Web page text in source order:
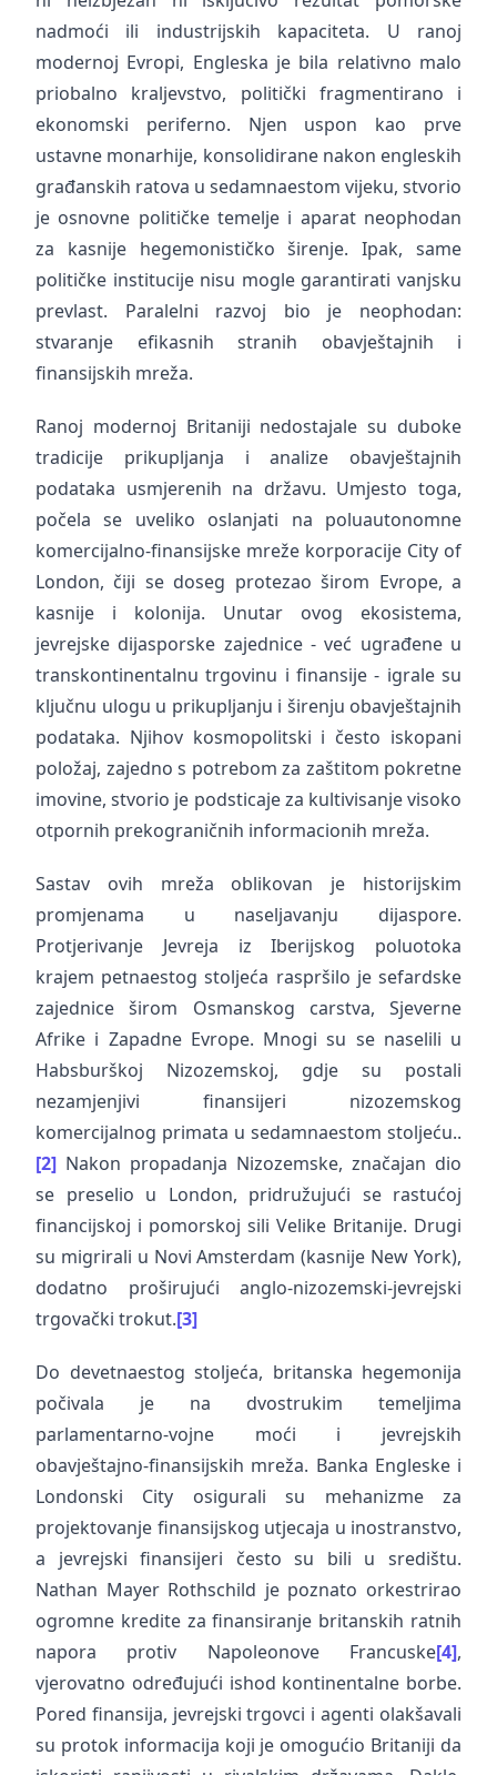
nadmoći ili industrijskih kapaciteta. U ranoj
modernoj Evropi, Engleska je bila relativno malo
priobalno kraljevstvo, politički fragmentirano i
ekonomski periferno. Njen uspon kao prve
ustavne monarhije, konsolidirane nakon engleskih
građanskih ratova u sedamnaestom vijeku, stvorio
je osnovne političke temelje i aparat neophodan
za kasnije hegemonističko širenje. Ipak, same
političke institucije nisu mogle garantirati vanjsku
prevlast. Paralelni razvoj bio je neophodan:
stvaranje efikasnih stranih obavještajnih i
finansijskih mreža.
Ranoj modernoj Britaniji nedostajale su duboke
tradicije prikupljanja i analize obavještajnih
podataka usmjerenih na državu. Umjesto toga,
počela se uveliko oslanjati na poluautonomne
komercijalno-finansijske mreže korporacije City of
London, čiji se doseg protezao širom Evrope, a
kasnije i kolonija. Unutar ovog ekosistema,
jevrejske dijasporske zajednice - već ugrađene u
transkontinentalnu trgovinu i finansije - igrale su
ključnu ulogu u prikupljanju i širenju obavještajnih
podataka. Njihov kosmopolitski i često iskopani
položaj, zajedno s potrebom za zaštitom pokretne
imovine, stvorio je podsticaje za kultivisanje visoko
otpornih prekograničnih informacionih mreža.
Sastav ovih mreža oblikovan je historijskim
promjenama u naseljavanju dijaspore.
Protjerivanje Jevreja iz Iberijskog poluotoka
krajem petnaestog stoljeća raspršilo je sefardske
zajednice širom Osmanskog carstva, Sjeverne
Afrike i Zapadne Evrope. Mnogi su se naselili u
Habsburškoj Nizozemskoj, gdje su postali
nezamjenjivi finansijeri nizozemskog
komercijalnog primata u sedamnaestom stoljeću..
[2] Nakon propadanja Nizozemske, značajan dio
se preselio u London, pridružujući se rastućoj
financijskoj i pomorskoj sili Velike Britanije. Drugi
su migrirali u Novi Amsterdam (kasnije New York),
dodatno proširujući anglo-nizozemski-jevrejski
trgovački trokut.[3]
Do devetnaestog stoljeća, britanska hegemonija
počivala je na dvostrukim temeljima
parlamentarno-vojne moći i jevrejskih
obavještajno-finansijskih mreža. Banka Engleske i
Londonski City osigurali su mehanizme za
projektovanje finansijskog utjecaja u inostranstvo,
a jevrejski finansijeri često su bili u središtu.
Nathan Mayer Rothschild je poznato orkestrirao
ogromne kredite za finansiranje britanskih ratnih
napora protiv Napoleonove Francuske[4],
vjerovatno određujući ishod kontinentalne borbe.
Pored finansija, jevrejski trgovci i agenti olakšavali
su protok informacija koji je omogućio Britaniji da